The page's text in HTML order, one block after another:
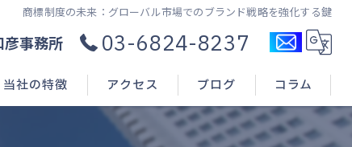
商標制度の未来：グローバル市場でのブランド戦略を強化する鍵
彦事務所 03-6824-8237
当社の特徴 アクセス ブログ コラム